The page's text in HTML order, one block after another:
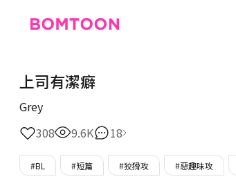
上司有潔癖
Grey
308
9.6K 18
#BL #短篇 #狡猾攻 #惡趣味攻